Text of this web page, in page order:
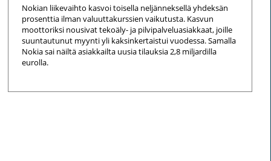
Nokian liikevaihto kasvoi toisella neljänneksellä yhdeksän
prosenttia ilman valuuttakurssien vaikutusta. Kasvun
moottoriksi nousivat tekoäly- ja pilvipalveluasiakkaat, joille
suuntautunut myynti yli kaksinkertaistui vuodessa. Samalla
Nokia sai näiltä asiakkailta uusia tilauksia 2,8 miljardilla
eurolla.